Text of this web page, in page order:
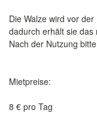
Die Walze wird vor
dadurch erhält sie das
Nach der Nutzung
Mietpreise:
8 € pro Tag